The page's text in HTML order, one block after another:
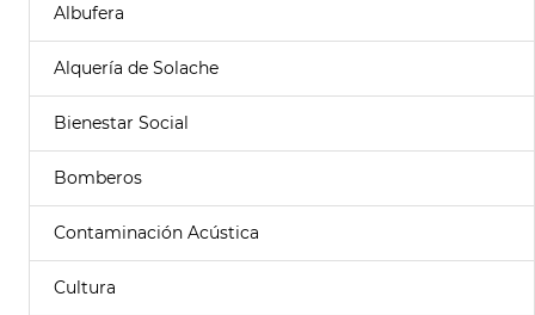
Albufera
Alquería de Solache
Bienestar Social
Bomberos
Contaminación Acústica
Cultura